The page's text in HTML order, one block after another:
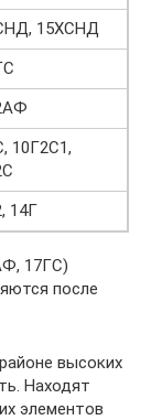
15ХСНД
10Г2С1,
14Г
17ГС)
после
высоких
Находят
элементов